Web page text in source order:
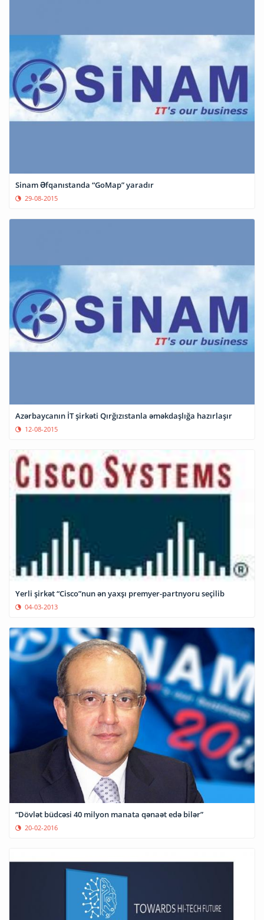
Sinam Əfqanıstanda “GoMap” yaradır
29-08-2015
Azərbaycanın İT şirkəti Qırğızıstanla əməkdaşlığa hazırlaşır
12-08-2015
Yerli şirkət “Cisco”nun ən yaxşı premyer-partnyoru seçilib
04-03-2013
“Dövlət büdcəsi 40 milyon manata qənaət edə bilər”
20-02-2016